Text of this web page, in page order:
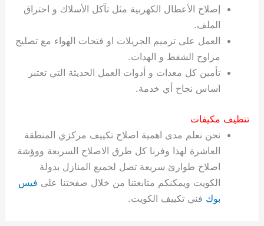
إصلاح الأعطال الكهربية مثل تآكل الأسلاك و احتراق
الملف.
العمل على ترميم الجريلات او فتحات الهواء مع تصليح
مراوح الشفط و الهدات.
تأمين كل معدات و أدوات العمل الحديثة التي تعتبر
اساس نجاح أي خدمة.
تنظيف مكيفات
نحن نعلم مدى اهمية اصلاح تكييف مركزي المنطقة
العاشرة لهذا وفرنا كل طرق الاصلاح السريعة ووؤشة
اصلاح طوارئ سريعة تصل لجميع المنازل بدولة
الكويت ويمكنكم متابعتنا من خلال صفحتنا على فيس
بوك فني تكييف الكويت.